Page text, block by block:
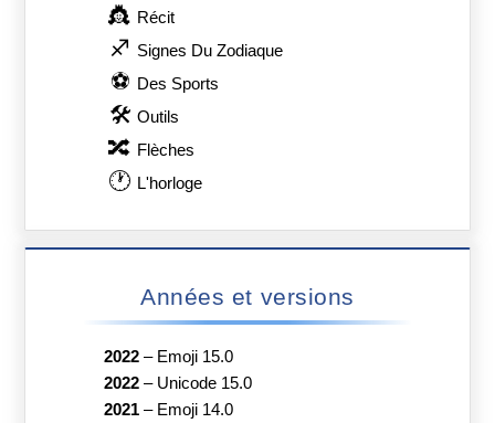
👸 Récit
♐ Signes Du Zodiaque
⚽ Des Sports
🛠 Outils
🔀 Flèches
🕐 L'horloge
Années et versions
2022– Emoji 15.0
2022– Unicode 15.0
2021– Emoji 14.0